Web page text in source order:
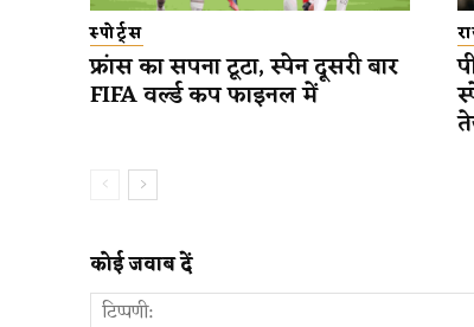
स्पोर्ट्स
फ्रांस का सपना टूटा, स्पेन दूसरी बार
FIFA वर्ल्ड कप फाइनल में
कोई जवाब दें